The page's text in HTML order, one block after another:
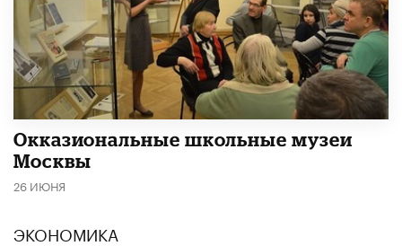
​Окказиональные школьные музеи
Москвы
26 ИЮНЯ
ЭКОНОМИКА